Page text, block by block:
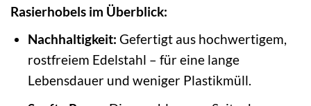
Rasierhobels im Überblick:
Nachhaltigkeit: Gefertigt aus hochwertigem,
rostfreiem Edelstahl – für eine lange
Lebensdauer und weniger Plastikmüll.